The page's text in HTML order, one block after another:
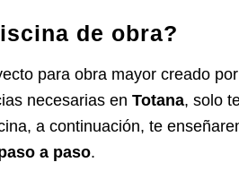
de obra?
para obra mayor creado
necesarias en Totana, solo
a continuación, te
a paso.